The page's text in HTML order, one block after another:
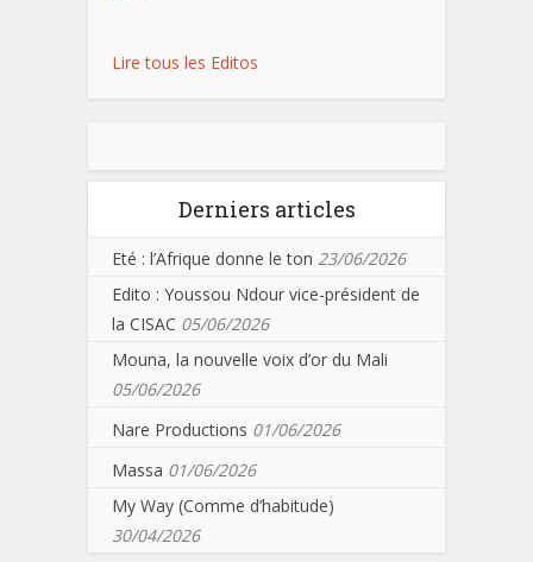
Lire tous les Editos
Derniers articles
Eté : l’Afrique donne le ton 23/06/2026
Edito : Youssou Ndour vice-président de
la CISAC 05/06/2026
Mouna, la nouvelle voix d’or du Mali
05/06/2026
Nare Productions 01/06/2026
Massa 01/06/2026
My Way (Comme d’habitude)
30/04/2026